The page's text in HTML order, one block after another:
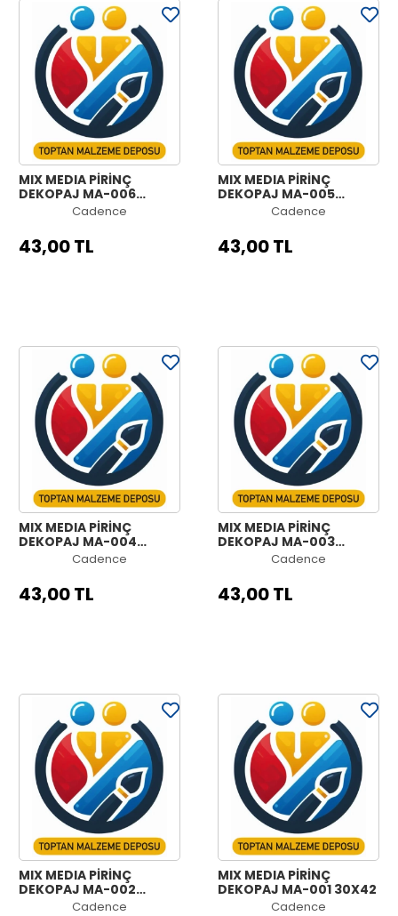
MIX MEDIA PİRİNÇ
DEKOPAJ MA-006
Cadence
43,00 TL
MIX MEDIA PİRİNÇ
DEKOPAJ MA-005
Cadence
43,00 TL
MIX MEDIA PİRİNÇ
DEKOPAJ MA-004
Cadence
43,00 TL
MIX MEDIA PİRİNÇ
DEKOPAJ MA-003
Cadence
43,00 TL
MIX MEDIA PİRİNÇ
DEKOPAJ MA-002
Cadence
MIX MEDIA PİRİNÇ
DEKOPAJ MA-001 30X42
Cadence